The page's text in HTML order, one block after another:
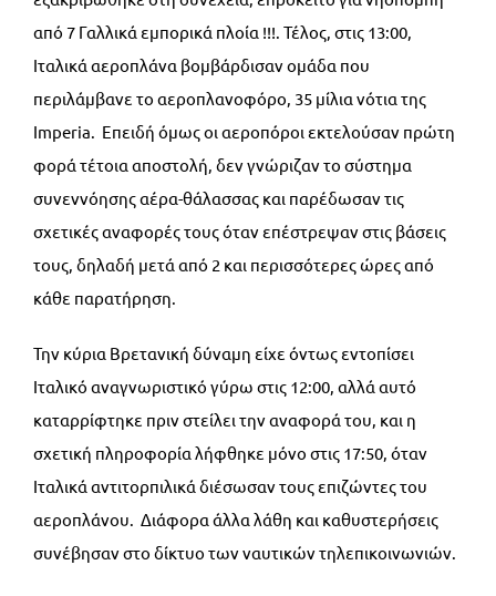
από 7 Γαλλικά εμπορικά πλοία !!!. Τέλος, στις 13:00,
Ιταλικά αεροπλάνα βομβάρδισαν ομάδα που
περιλάμβανε το αεροπλανοφόρο, 35 μίλια νότια της
Imperia. Επειδή όμως οι αεροπόροι εκτελούσαν πρώτη
φορά τέτοια αποστολή, δεν γνώριζαν το σύστημα
συνεννόησης αέρα-θάλασσας και παρέδωσαν τις
σχετικές αναφορές τους όταν επέστρεψαν στις βάσεις
τους, δηλαδή μετά από 2 και περισσότερες ώρες από
κάθε παρατήρηση.
Την κύρια Βρετανική δύναμη είχε όντως εντοπίσει
Ιταλικό αναγνωριστικό γύρω στις 12:00, αλλά αυτό
καταρρίφτηκε πριν στείλει την αναφορά του, και η
σχετική πληροφορία λήφθηκε μόνο στις 17:50, όταν
Ιταλικά αντιτορπιλικά διέσωσαν τους επιζώντες του
αεροπλάνου. Διάφορα άλλα λάθη και καθυστερήσεις
συνέβησαν στο δίκτυο των ναυτικών τηλεπικοινωνιών.